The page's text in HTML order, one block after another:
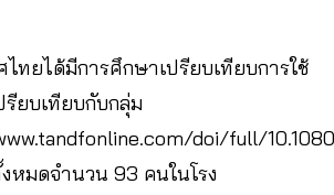
ไทยได้มีการศึกษาเปรียบเทียบการใช้
รียบเทียบกับกลุ่ม
doi/full/
หมดจำนวน 93 คนในโรง